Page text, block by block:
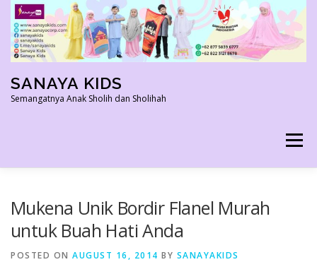
Skip
content
SANAYA KIDS
Semangatnya Anak Sholih dan Sholihah
Menu
Mukena Unik Bordir Flanel Murah
untuk Buah Hati Anda
POSTED ON AUGUST 16, 2014 BY SANAYAKIDS